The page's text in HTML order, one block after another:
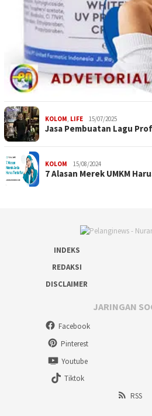
KOLOM LIFE 15/07/2025
Jasa Pembuatan Lagu
KOLOM 15/08/2024
7 Alasan Merek UMKM
INDEKS
REDAKSI
DISCLAIMER
JARINGAN
Facebook
Pinterest
Youtube
Tiktok
RSS